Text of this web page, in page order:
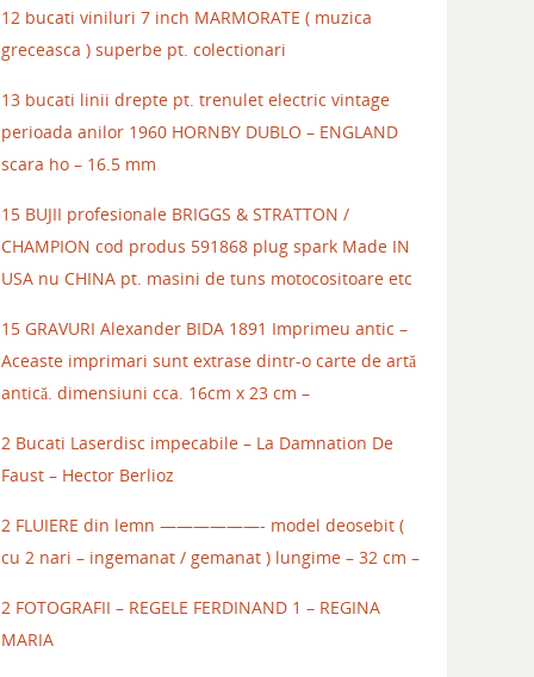
12 bucati viniluri 7 inch MARMORATE ( muzica
greceasca ) superbe pt. colectionari
13 bucati linii drepte pt. trenulet electric vintage
perioada anilor 1960 HORNBY DUBLO – ENGLAND
scara ho – 16.5 mm
15 BUJII profesionale BRIGGS & STRATTON /
CHAMPION cod produs 591868 plug spark Made IN
USA nu CHINA pt. masini de tuns motocositoare etc
15 GRAVURI Alexander BIDA 1891 Imprimeu antic –
Aceaste imprimari sunt extrase dintr-o carte de artă
antică. dimensiuni cca. 16cm x 23 cm –
2 Bucati Laserdisc impecabile – La Damnation De
Faust – Hector Berlioz
2 FLUIERE din lemn ——————- model deosebit (
cu 2 nari – ingemanat / gemanat ) lungime – 32 cm –
2 FOTOGRAFII – REGELE FERDINAND 1 – REGINA
MARIA